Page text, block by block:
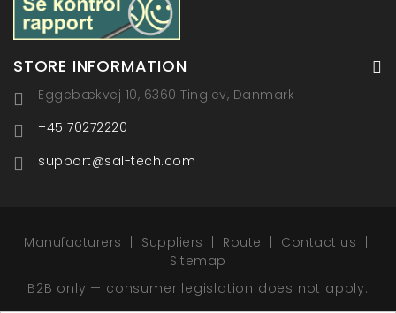
STORE INFORMATION
Eggebækvej 10, 6360 Tinglev, Danmark
+45 70272220
support@sal-tech.com
Manufacturers Suppliers Route
Contact us
Sitemap
B2B only — consumer legislation does not apply.